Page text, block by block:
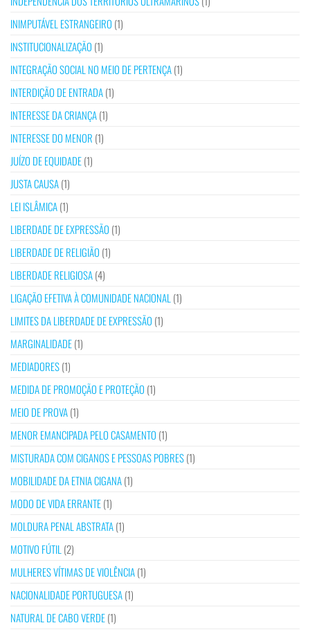
INIMPUTÁVEL ESTRANGEIRO (1)
INSTITUCIONALIZAÇÃO (1)
INTEGRAÇÃO SOCIAL NO MEIO DE PERTENÇA(1)
INTERDIÇÃO DE ENTRADA(1)
INTERESSE DA CRIANÇA(1)
INTERESSE DO MENOR (1)
JUÍZO DE EQUIDADE(1)
JUSTA CAUSA(1)
LEI ISLÂMICA(1)
LIBERDADE DE EXPRESSÃO (1)
LIBERDADE DE RELIGIÃO (1)
LIBERDADE RELIGIOSA(4)
LIGAÇÃO EFETIVA À COMUNIDADE NACIONAL (1)
LIMITES DA LIBERDADE DE EXPRESSÃO (1)
MARGINALIDADE(1)
MEDIADORES(1)
MEDIDA DE PROMOÇÃO E PROTEÇÃO (1)
MEIO DE PROVA(1)
MENOR EMANCIPADA PELO CASAMENTO (1)
MISTURADA COM CIGANOS E PESSOAS POBRES(1)
MOBILIDADE DA ETNIA CIGANA(1)
MODO DE VIDA ERRANTE(1)
MOLDURA PENAL ABSTRATA(1)
MOTIVO FÚTIL (2)
MULHERES VÍTIMAS DE VIOLÊNCIA(1)
NACIONALIDADE PORTUGUESA(1)
NATURAL DE CABO VERDE(1)